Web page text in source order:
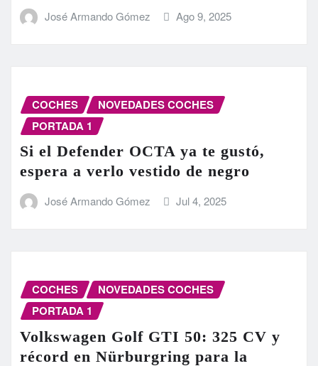
José Armando Gómez Ago 9, 2025
COCHES
NOVEDADES COCHES
PORTADA 1
Si el Defender OCTA ya te gustó,
espera a verlo vestido de negro
José Armando Gómez Jul 4, 2025
COCHES
NOVEDADES COCHES
PORTADA 1
Volkswagen Golf GTI 50: 325 CV y
récord en Nürburgring para la